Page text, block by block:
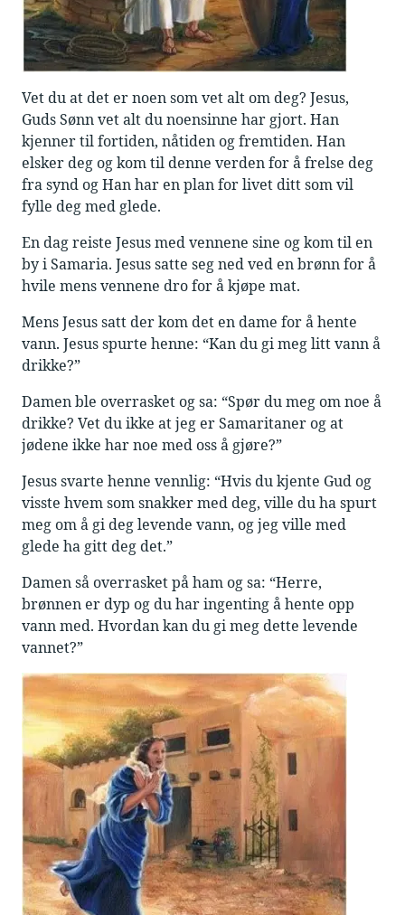
Vet du at det er noen som vet alt om deg? Jesus,
Guds Sønn vet alt du noensinne har gjort. Han
kjenner til fortiden, nåtiden og fremtiden. Han
elsker deg og kom til denne verden for å frelse deg
fra synd og Han har en plan for livet ditt som vil
fylle deg med glede.
En dag reiste Jesus med vennene sine og kom til en
by i Samaria. Jesus satte seg ned ved en brønn for å
hvile mens vennene dro for å kjøpe mat.
Mens Jesus satt der kom det en dame for å hente
vann. Jesus spurte henne: “Kan du gi meg litt vann å
drikke?”
Damen ble overrasket og sa: “Spør du meg om noe å
drikke? Vet du ikke at jeg er Samaritaner og at
jødene ikke har noe med oss å gjøre?”
Jesus svarte henne vennlig: “Hvis du kjente Gud og
visste hvem som snakker med deg, ville du ha spurt
meg om å gi deg levende vann, og jeg ville med
glede ha gitt deg det.”
Damen så overrasket på ham og sa: “Herre,
brønnen er dyp og du har ingenting å hente opp
vann med. Hvordan kan du gi meg dette levende
vannet?”